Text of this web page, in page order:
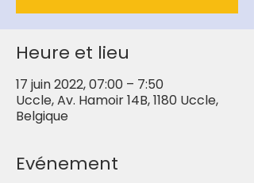
Heure et lieu
17 juin 2022, 07:00 – 7:50
Uccle, Av. Hamoir 14B, 1180 Uccle,
Belgique
Evénement